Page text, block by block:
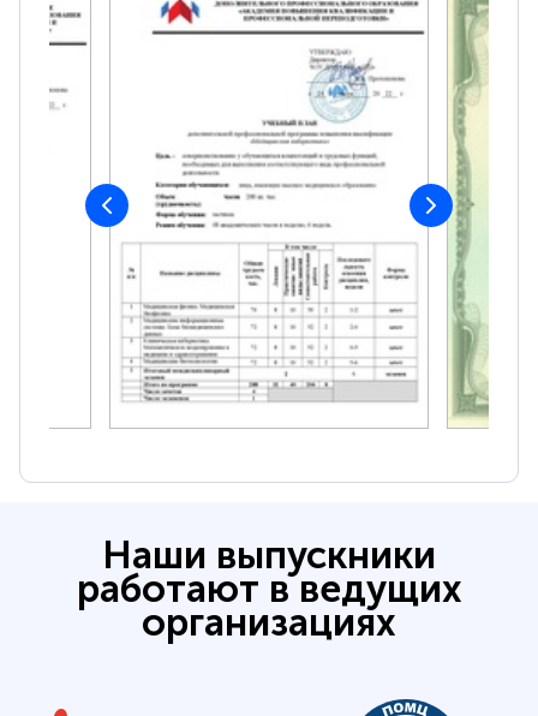
Наши выпускники
работают в ведущих
организациях